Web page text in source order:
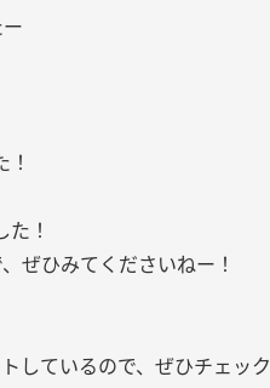
！
ぜひみてくださいねー！
しているので、ぜひチェック